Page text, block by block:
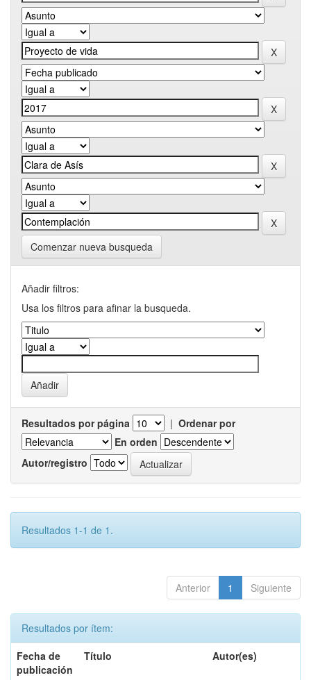
Comenzar nueva busqueda
Añadir filtros:
Usa los filtros para afinar la busqueda.
Resultados por página | Ordenar por
En orden
Autor/registro
Resultados 1-1 de 1.
Anterior 1 Siguiente
Resultados por ítem:
Fecha de
publicación
Título Autor(es)